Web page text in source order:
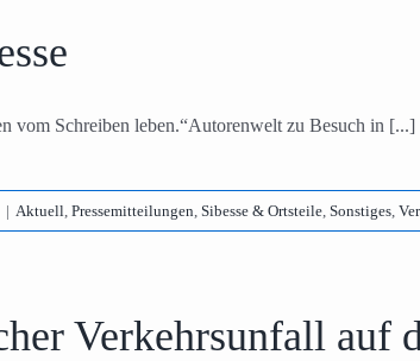
vom Schreiben leben.“Autorenwelt zu Besuch in [...]
| Aktuell, Pressemitteilungen, Sibesse & Ortsteile, Sonstiges,
Verkehrsunfall auf